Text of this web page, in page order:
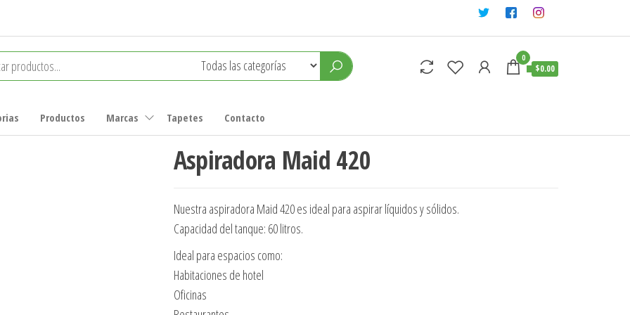
0
$0.00
Productos Marcas Tapetes Contacto
Aspiradora Maid 420
Nuestra aspiradora Maid 420 es ideal para aspirar líquidos y sólidos.
Capacidad del tanque: 60 litros.
Ideal para espacios como:
Habitaciones de hotel
Oficinas